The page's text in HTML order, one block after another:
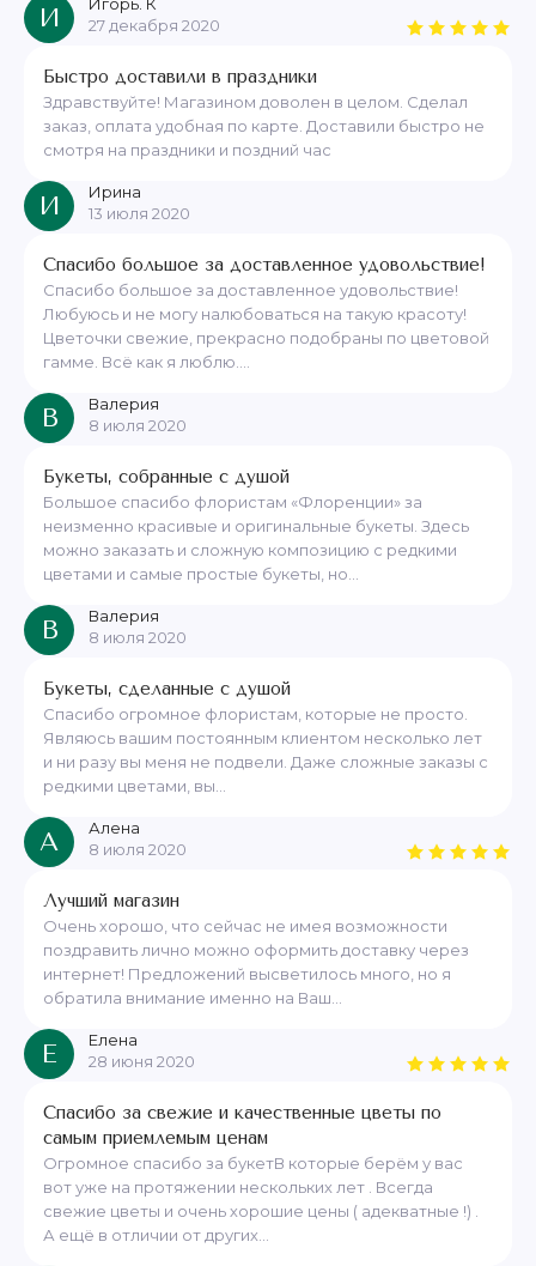
И
27 декабря 2020
Быстро доставили в праздники
Здравствуйте! Магазином доволен в целом. Сделал
заказ, оплата удобная по карте. Доставили быстро не
смотря на праздники и поздний час
И
Ирина
13 июля 2020
Спасибо большое за доставленное удовольствие!
Спасибо большое за доставленное удовольствие!
Любуюсь и не могу налюбоваться на такую красоту!
Цветочки свежие, прекрасно подобраны по цветовой
гамме. Всё как я люблю....
В
Валерия
8 июля 2020
Букеты, собранные с душой
Большое спасибо флористам «Флоренции» за
неизменно красивые и оригинальные букеты. Здесь
можно заказать и сложную композицию с редкими
цветами и самые простые букеты, но...
В
Валерия
8 июля 2020
Букеты, сделанные с душой
Спасибо огромное флористам, которые не просто.
Являюсь вашим постоянным клиентом несколько лет
и ни разу вы меня не подвели. Даже сложные заказы с
редкими цветами, вы...
А
Алена
8 июля 2020
Лучший магазин
Очень хорошо, что сейчас не имея возможности
поздравить лично можно оформить доставку через
интернет! Предложений высветилось много, но я
обратила внимание именно на Ваш...
Е
Елена
28 июня 2020
Спасибо за свежие и качественные цветы по
самым приемлемым ценам
Огромное спасибо за букетВ которые берём у вас
вот уже на протяжении нескольких лет . Всегда
свежие цветы и очень хорошие цены ( адекватные !) .
А ещё в отличии от других...